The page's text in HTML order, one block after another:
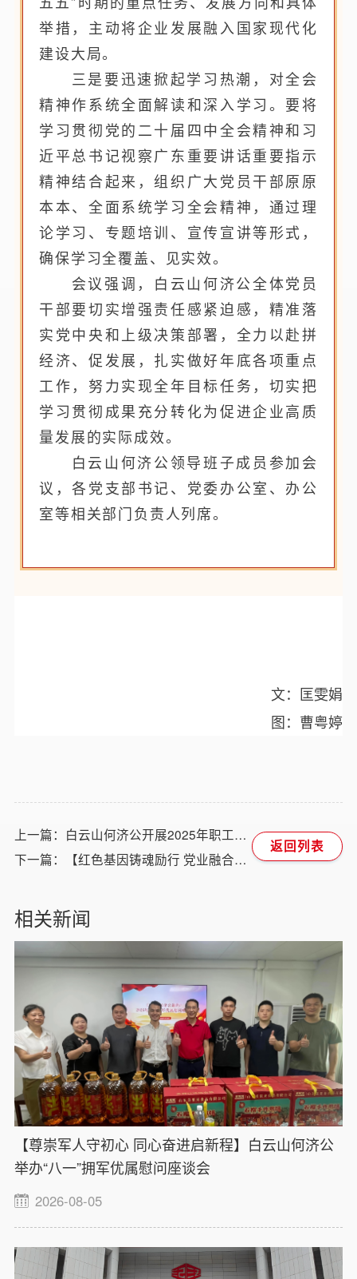
举措，主动将企业发展融入国家现代化
建设大局。
三是要迅速掀起学习热潮，对全会
精神作系统全面解读和深入学习。要将
学习贯彻党的二十届四中全会精神和习
近平总书记视察广东重要讲话重要指示
精神结合起来，组织广大党员干部原原
本本、全面系统学习全会精神，通过理
论学习、专题培训、宣传宣讲等形式，
确保学习全覆盖、见实效。
会议强调，白云山何济公全体党员
干部要切实增强责任感紧迫感，精准落
实党中央和上级决策部署，全力以赴拼
经济、促发展，扎实做好年底各项重点
工作，努力实现全年目标任务，切实把
学习贯彻成果充分转化为促进企业高质
量发展的实际成效。
白云山何济公领导班子成员参加会
议，各党支部书记、党委办公室、办公
室等相关部门负责人列席。
文：匡雯娟
图：曹粤婷
上一篇：白云山何济公开展2025年职工代表大会暨工会干部、职工代表履职能力提升培训
下一篇：【红色基因铸魂励行 党业融合聚力发展】白云山何济公职能部门第一党支部开展主题党日暨红联共建系列活动
返回列表
相关新闻
【尊崇军人守初心 同心奋进启新程】白云山何济公
举办“八一”拥军优属慰问座谈会
2026-08-05